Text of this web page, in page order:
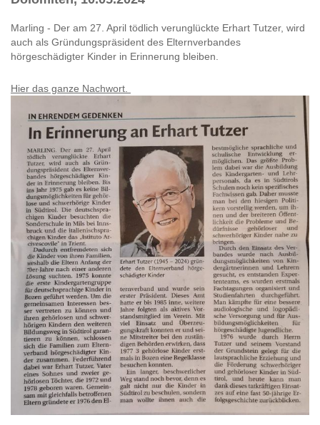
Marling - Der am 27. April tödlich verunglückte Erhart Tutzer, wird
auch als Gründungspräsident des Elternverbandes
hörgeschädigter Kinder in Erinnerung bleiben.
Hier das ganze Nachwort.